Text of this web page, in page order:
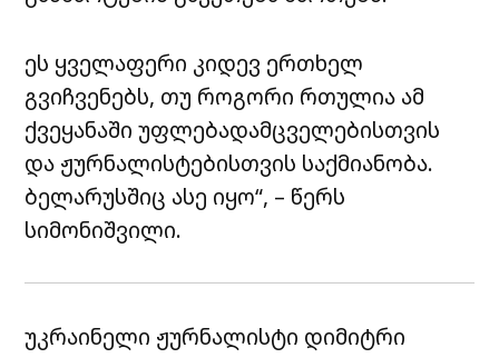
ეს ყველაფერი კიდევ ერთხელ
გვიჩვენებს, თუ როგორი რთულია ამ
ქვეყანაში უფლებადამცველებისთვის
და ჟურნალისტებისთვის საქმიანობა.
ბელარუსშიც ასე იყო“, – წერს
სიმონიშვილი.
უკრაინელი ჟურნალისტი დიმიტრი